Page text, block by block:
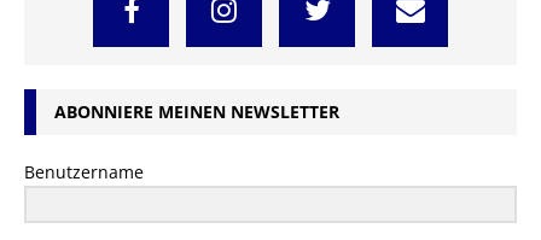
ABONNIERE MEINEN NEWSLETTER
Benutzername